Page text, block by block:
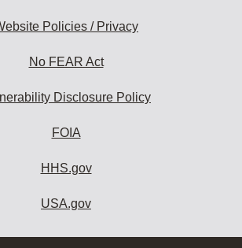
Policies / Privacy
No FEAR Act
Disclosure Policy
FOIA
HHS.gov
USA.gov